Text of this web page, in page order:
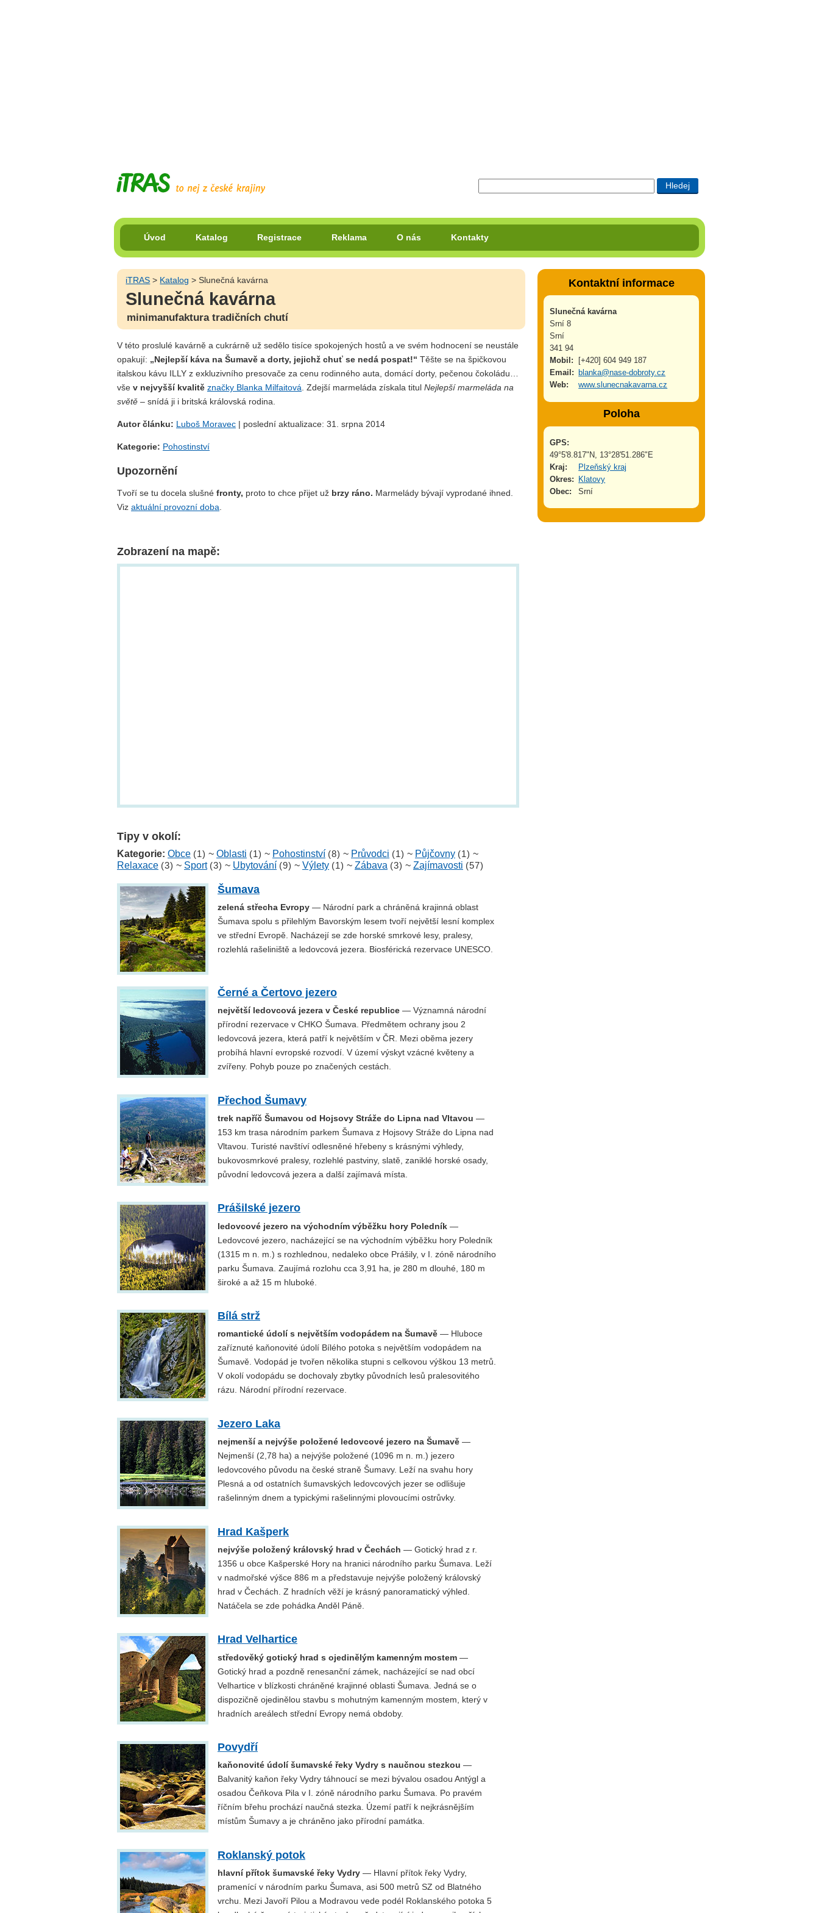
Úvod Katalog Registrace Reklama O nás Kontakty
iTRAS > Katalog > Slunečná kavárna
Slunečná kavárna
minimanufaktura tradičních chutí
V této proslulé kavárně a cukrárně už sedělo tisíce spokojených hostů a ve svém hodnocení se neustále
opakují: „Nejlepší káva na Šumavě a dorty, jejichž chuť se nedá pospat!“ Těšte se na špičkovou
italskou kávu ILLY z exkluzivního presovače za cenu rodinného auta, domácí dorty, pečenou čokoládu…
vše v nejvyšší kvalitě značky Blanka Milfaitová . Zdejší marmeláda získala titul Nejlepší marmeláda na
světě – snídá ji i britská královská rodina.
Autor článku: Luboš Moravec | poslední aktualizace: 31. srpna 2014
Kategorie: Pohostinství
Upozornění
Tvoří se tu docela slušné fronty, proto to chce přijet už brzy ráno. Marmelády bývají vyprodané ihned.
Viz aktuální provozní doba.
Zobrazení na mapě:
Tipy v okolí:
Kategorie: Obce (1) ~ Oblasti (1) ~ Pohostinství (8) ~ Průvodci (1) ~ Půjčovny (1) ~
Relaxace (3) ~ Sport (3) ~ Ubytování (9) ~ Výlety (1) ~ Zábava (3) ~ Zajímavosti (57)
Šumava
zelená střecha Evropy — Národní park a chráněná krajinná oblast
Šumava spolu s přilehlým Bavorským lesem tvoří největší lesní komplex
ve střední Evropě. Nacházejí se zde horské smrkové lesy, pralesy,
rozlehlá rašeliniště a ledovcová jezera. Biosférická rezervace UNESCO.
Černé a Čertovo jezero
největší ledovcová jezera v České republice — Významná národní
přírodní rezervace v CHKO Šumava. Předmětem ochrany jsou 2
ledovcová jezera, která patří k největším v ČR. Mezi oběma jezery
probíhá hlavní evropské rozvodí. V území výskyt vzácné květeny a
zvířeny. Pohyb pouze po značených cestách.
Přechod Šumavy
trek napříč Šumavou od Hojsovy Stráže do Lipna nad Vltavou —
153 km trasa národním parkem Šumava z Hojsovy Stráže do Lipna nad
Vltavou. Turisté navštíví odlesněné hřebeny s krásnými výhledy,
bukovosmrkové pralesy, rozlehlé pastviny, slatě, zaniklé horské osady,
původní ledovcová jezera a další zajímavá místa.
Prášilské jezero
ledovcové jezero na východním výběžku hory Poledník —
Ledovcové jezero, nacházející se na východním výběžku hory Poledník
(1315 m n. m.) s rozhlednou, nedaleko obce Prášily, v I. zóně národního
parku Šumava. Zaujímá rozlohu cca 3,91 ha, je 280 m dlouhé, 180 m
široké a až 15 m hluboké.
Bílá strž
romantické údolí s největším vodopádem na Šumavě — Hluboce
zaříznuté kaňonovité údolí Bílého potoka s největším vodopádem na
Šumavě. Vodopád je tvořen několika stupni s celkovou výškou 13 metrů.
V okolí vodopádu se dochovaly zbytky původních lesů pralesovitého
rázu. Národní přírodní rezervace.
Jezero Laka
nejmenší a nejvýše položené ledovcové jezero na Šumavě —
Nejmenší (2,78 ha) a nejvýše položené (1096 m n. m.) jezero
ledovcového původu na české straně Šumavy. Leží na svahu hory
Plesná a od ostatních šumavských ledovcových jezer se odlišuje
rašelinným dnem a typickými rašelinnými plovoucími ostrůvky.
Hrad Kašperk
nejvýše položený královský hrad v Čechách — Gotický hrad z r.
1356 u obce Kašperské Hory na hranici národního parku Šumava. Leží
v nadmořské výšce 886 m a představuje nejvýše položený královský
hrad v Čechách. Z hradních věží je krásný panoramatický výhled.
Natáčela se zde pohádka Anděl Páně.
Hrad Velhartice
středověký gotický hrad s ojedinělým kamenným mostem —
Gotický hrad a pozdně renesanční zámek, nacházející se nad obcí
Velhartice v blízkosti chráněné krajinné oblasti Šumava. Jedná se o
dispozičně ojedinělou stavbu s mohutným kamenným mostem, který v
hradních areálech střední Evropy nemá obdoby.
Povydří
kaňonovité údolí šumavské řeky Vydry s naučnou stezkou —
Balvanitý kaňon řeky Vydry táhnoucí se mezi bývalou osadou Antýgl a
osadou Čeňkova Pila v I. zóně národního parku Šumava. Po pravém
říčním břehu prochází naučná stezka. Území patří k nejkrásnějším
místům Šumavy a je chráněno jako přírodní památka.
Roklanský potok
hlavní přítok šumavské řeky Vydry — Hlavní přítok řeky Vydry,
pramenící v národním parku Šumava, asi 500 metrů SZ od Blatného
vrchu. Mezi Javoří Pilou a Modravou vede podél Roklanského potoka 5
Kontaktní informace
Slunečná kavárna
Srní 8
Srní
341 94
Mobil:
[+420] 604 949 187
Email:
blanka@nase-dobroty.cz
Web:
www.slunecnakavarna.cz
Poloha
GPS:
49°5'8.817"N, 13°28'51.286"E
Kraj:
Plzeňský kraj
Okres:
Klatovy
Obec:
Srní